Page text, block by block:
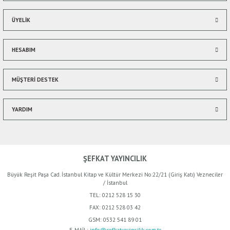
ÜYELİK
HESABIM
MÜŞTERİ DESTEK
YARDIM
ŞEFKAT YAYINCILIK
Büyük Reşit Paşa Cad. İstanbul Kitap ve Kültür Merkezi No:22/21 (Giriş Katı) Vezneciler
/ İstanbul
TEL: 0212 528 15 30
FAX: 0212 528 03 42
GSM: 0532 541 89 01